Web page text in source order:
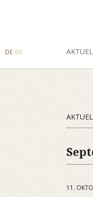
SUCHE
DE EN
11.